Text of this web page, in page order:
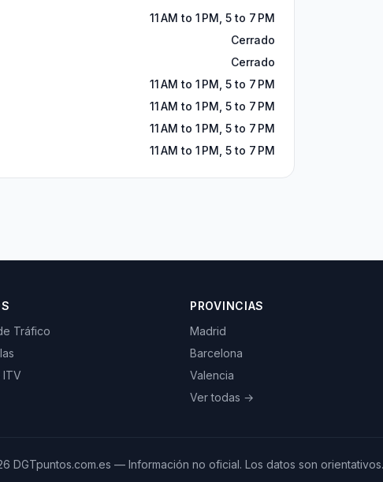
11 AM to 1 PM, 5 to 7 PM
Cerrado
Cerrado
11 AM to 1 PM, 5 to 7 PM
11 AM to 1 PM, 5 to 7 PM
11 AM to 1 PM, 5 to 7 PM
11 AM to 1 PM, 5 to 7 PM
Tráfico
ITV
PROVINCIAS
Madrid
Barcelona
Valencia
Ver todas →
DGTpuntos.com.es — Información no oficial. Los datos son orientativos.